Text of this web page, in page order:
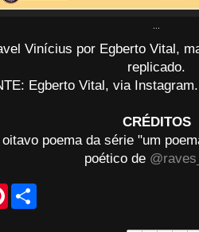
Vinícius por Egberto Vital,
replicado.
Egberto Vital, via
CRÉDITOS
poema da série "um
poético de
P